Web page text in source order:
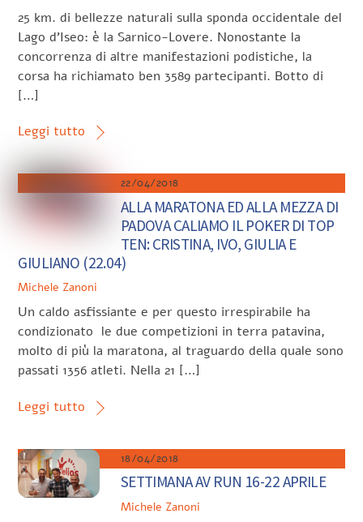
25 km. di bellezze naturali sulla sponda occidentale del
Lago d’Iseo: è la Sarnico-Lovere. Nonostante la
concorrenza di altre manifestazioni podistiche, la
corsa ha richiamato ben 3589 partecipanti. Botto di
[…]
Leggi tutto
22/04/2018
ALLA MARATONA ED ALLA MEZZA DI
PADOVA CALIAMO IL POKER DI TOP
TEN: CRISTINA, IVO, GIULIA E
GIULIANO (22.04)
Michele Zanoni
Un caldo asfissiante e per questo irrespirabile ha
condizionato le due competizioni in terra patavina,
molto di più la maratona, al traguardo della quale sono
passati 1356 atleti. Nella 21 […]
Leggi tutto
18/04/2018
SETTIMANA AV RUN 16-22 APRILE
Michele Zanoni